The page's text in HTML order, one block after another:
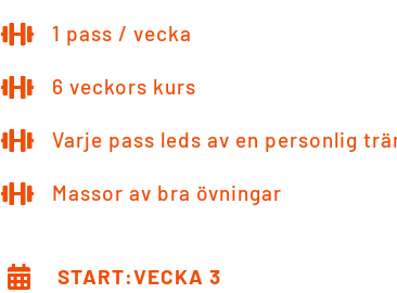
 1 pass / vecka
 6 veckors kurs
 Varje pass leds av en personlig
 Massor av bra övningar
 START:VECKA 3